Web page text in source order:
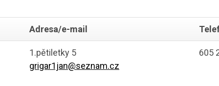
Adresa/e-mail
1.pětiletky 5
grigar1jan@seznam.cz
605